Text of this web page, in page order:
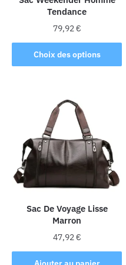
du
produit
Tendance
79,92€
Choix des options
Ce
produit
variations.
Les
options
peuvent
être
sur
la
page
du
produit
Sac De Voyage Lisse
Marron
47,92€